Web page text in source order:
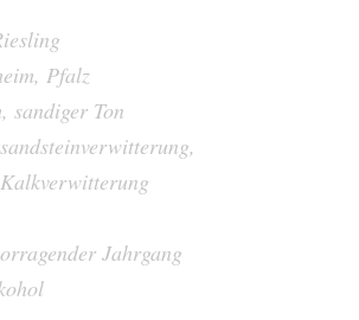
Pfalz
sandiger Ton
Jahrgang